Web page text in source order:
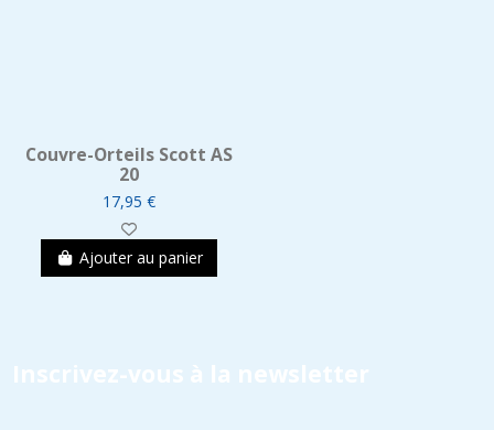
Couvre-Orteils Scott AS
20
17,95 €
Ajouter au panier
Inscrivez-vous à la newsletter